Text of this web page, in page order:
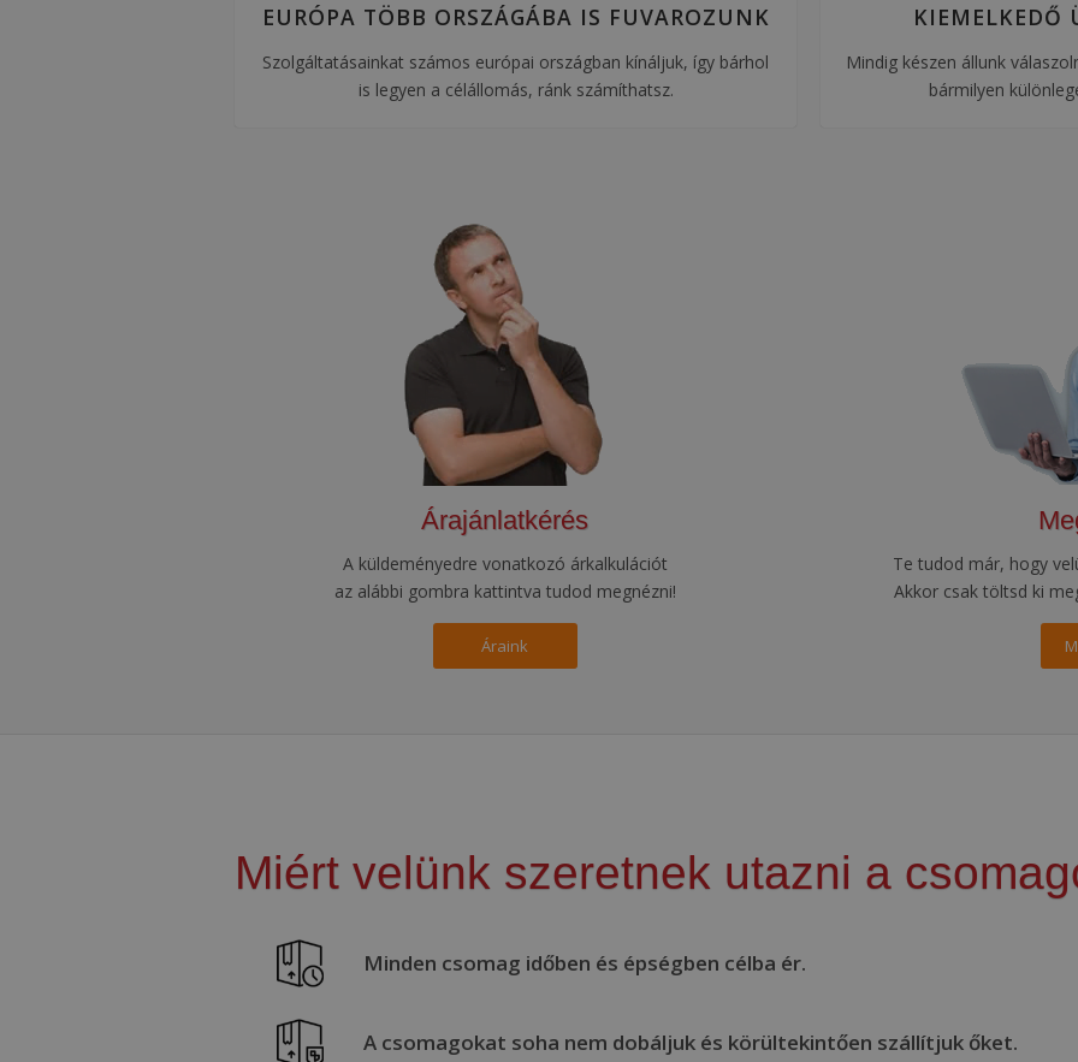
EURÓPA TÖBB ORSZÁGÁBA IS FUVAROZUNK
Szolgáltatásainkat számos európai országban kínáljuk, így bárhol
is legyen a célállomás, ránk számíthatsz.
KIEMELKEDŐ
Mindig készen állunk
bármilyen
Árajánlatkérés
A küldeményedre vonatkozó árkalkulációt
az alábbi gombra kattintva tudod megnézni!
Áraink
Te tudod már, hogy
Akkor csak töltsd ki
Miért velünk szeretnek utazni a
Minden csomag időben és épségben célba ér.
A csomagokat soha nem dobáljuk és körültekintően szállítjuk őket.